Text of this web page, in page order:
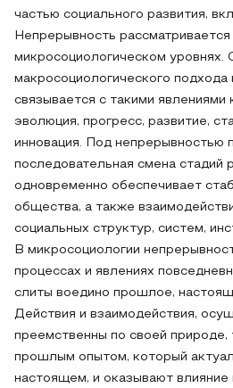
частью социального развития,
Непрерывность
микросоциологическом уровнях.
макросоциологического подхода
связывается с такими явлениями
эволюция, прогресс, развитие,
инновация. Под непрерывностью
последовательная смена стадий
одновременно обеспечивает
общества, а также
социальных структур, систем,
В микросоциологии
процессах и явлениях
слиты воедино прошлое,
Действия и взаимодействия,
преемственны по своей природе,
прошлым опытом, который
настоящем, и оказывают